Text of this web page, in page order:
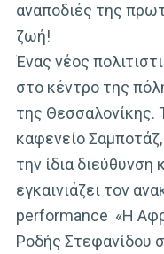
αναποδιές της
ζωή!
Ένας νέος
στο κέντρο της
της Θεσσαλονίκης.
καφενείο
την ίδια διεύθυνση
εγκαινιάζει τον
performance «Η
Ροδής Στεφανίδου